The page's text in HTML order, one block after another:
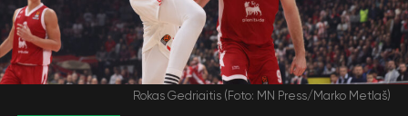
Rokas Gedriaitis (Foto: MN Press/Marko Metlaš)